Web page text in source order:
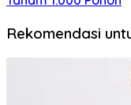
Rekomendasi